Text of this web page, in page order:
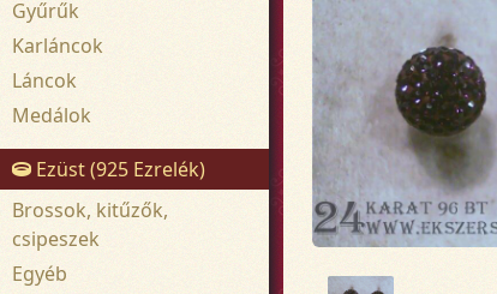
Gyűrűk
Karláncok
Láncok
Medálok
Ezüst (925 Ezrelék)
Brossok, kitűzők,
csipeszek
Egyéb